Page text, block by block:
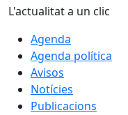
L'actualitat a un clic
Agenda
Agenda política
Avisos
Notícies
Publicacions